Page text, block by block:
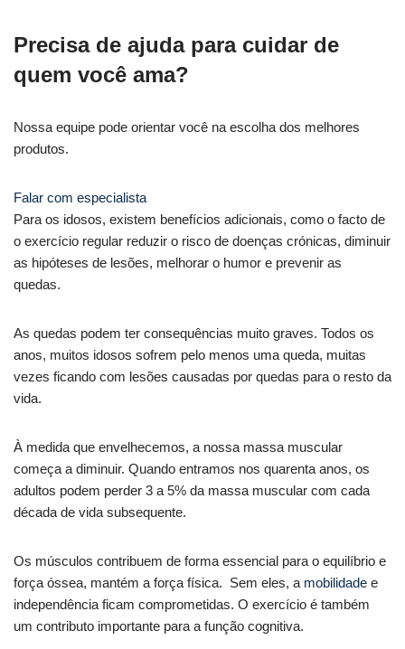
Precisa de ajuda para cuidar de
quem você ama?
Nossa equipe pode orientar você na escolha dos melhores
produtos.
Falar com especialista
Para os idosos, existem benefícios adicionais, como o facto de
o exercício regular reduzir o risco de doenças crónicas, diminuir
as hipóteses de lesões, melhorar o humor e prevenir as
quedas.
As quedas podem ter consequências muito graves. Todos os
anos, muitos idosos sofrem pelo menos uma queda, muitas
vezes ficando com lesões causadas por quedas para o resto da
vida.
À medida que envelhecemos, a nossa massa muscular
começa a diminuir. Quando entramos nos quarenta anos, os
adultos podem perder 3 a 5% da massa muscular com cada
década de vida subsequente.
Os músculos contribuem de forma essencial para o equilíbrio e
força óssea, mantém a força física. Sem eles, a mobilidade e
independência ficam comprometidas. O exercício é também
um contributo importante para a função cognitiva.